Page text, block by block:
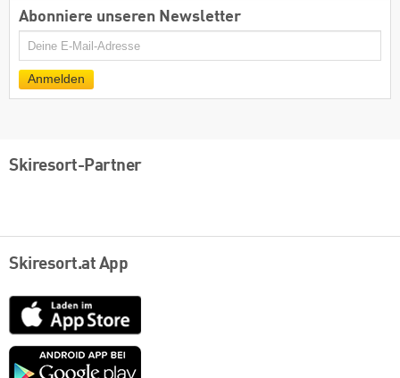
Abonniere unseren Newsletter
E-
Anmelden
Skiresort-Partner
Skiresort.at App
App
Store
Google